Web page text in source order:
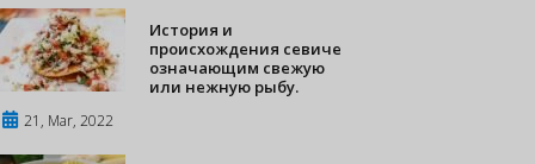
История и
происхождения севиче
означающим свежую
или нежную рыбу.
21, Mar, 2022